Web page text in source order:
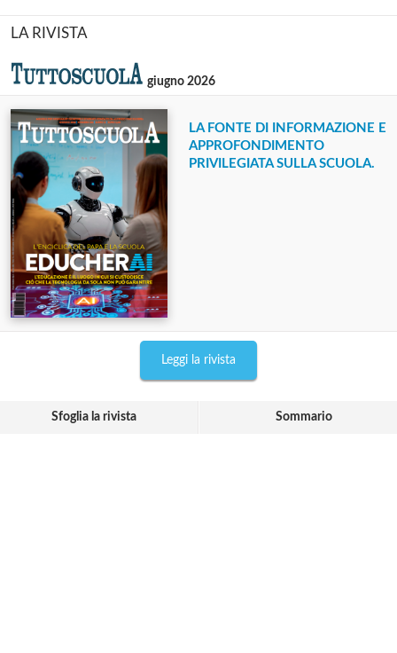
LA RIVISTA
giugno 2026
LA FONTE DI INFORMAZIONE E
APPROFONDIMENTO
PRIVILEGIATA SULLA SCUOLA.
Leggi la rivista
Sfoglia la rivista Sommario